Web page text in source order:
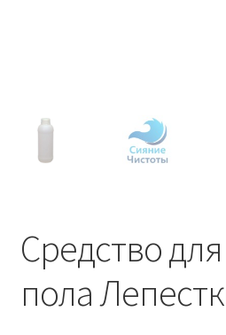
Средство
пола